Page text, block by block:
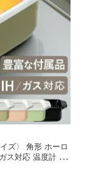
ズ〉 角形 ホーロ
ス対応 温度計 バ
角型鍋 すのこ網